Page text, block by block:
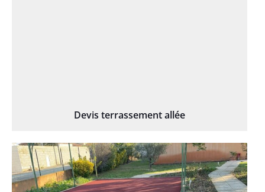
Devis terrassement allée